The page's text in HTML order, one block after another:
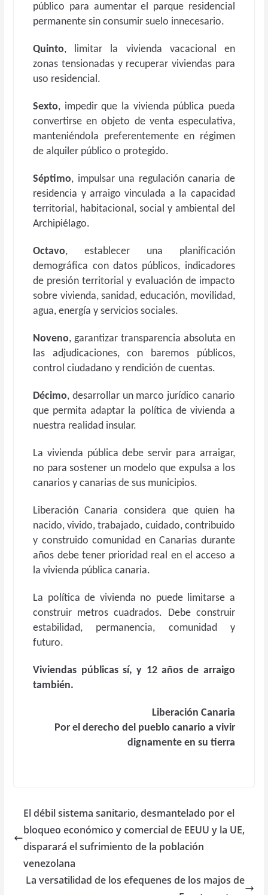
público para aumentar el parque residencial
permanente sin consumir suelo innecesario.
Quinto, limitar la vivienda vacacional en
zonas tensionadas y recuperar viviendas para
uso residencial.
Sexto, impedir que la vivienda pública pueda
convertirse en objeto de venta especulativa,
manteniéndola preferentemente en régimen
de alquiler público o protegido.
Séptimo, impulsar una regulación canaria de
residencia y arraigo vinculada a la capacidad
territorial, habitacional, social y ambiental del
Archipiélago.
Octavo, establecer una planificación
demográfica con datos públicos, indicadores
de presión territorial y evaluación de impacto
sobre vivienda, sanidad, educación, movilidad,
agua, energía y servicios sociales.
Noveno, garantizar transparencia absoluta en
las adjudicaciones, con baremos públicos,
control ciudadano y rendición de cuentas.
Décimo, desarrollar un marco jurídico canario
que permita adaptar la política de vivienda a
nuestra realidad insular.
La vivienda pública debe servir para arraigar,
no para sostener un modelo que expulsa a los
canarios y canarias de sus municipios.
Liberación Canaria considera que quien ha
nacido, vivido, trabajado, cuidado, contribuido
y construido comunidad en Canarias durante
años debe tener prioridad real en el acceso a
la vivienda pública canaria.
La política de vivienda no puede limitarse a
construir metros cuadrados. Debe construir
estabilidad, permanencia, comunidad y
futuro.
Viviendas públicas sí, y 12 años de arraigo
también.
Liberación Canaria
Por el derecho del pueblo canario a vivir
dignamente en su tierra
El débil sistema sanitario, desmantelado por el
bloqueo económico y comercial de EEUU y la UE,
disparará el sufrimiento de la población
venezolana
La versatilidad de los efequenes de los majos de